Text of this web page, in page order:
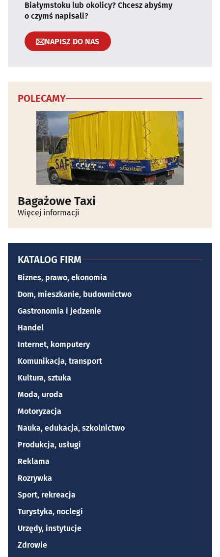
Białymstoku lub okolicy? Chcesz abyśmy
o czymś napisali?
NAPISZ DO NAS
POLECAMY
Bagażowe Taxi
Więcej informacji
KATALOG FIRM
Biznes, prawo, ekonomia
Dom, mieszkanie, budownictwo
Gastronomia i jedzenie
Handel
Internet, komputery
Komunikacja, transport
Kultura, sztuka
Moda, uroda
Motoryzacja
Nauka, edukacja, szkolnictwo
Produkcja, usługi
Reklama
Rozrywka
Sport, rekreacja
Turystyka, noclegi
Urzędy, instytucje
Zdrowie